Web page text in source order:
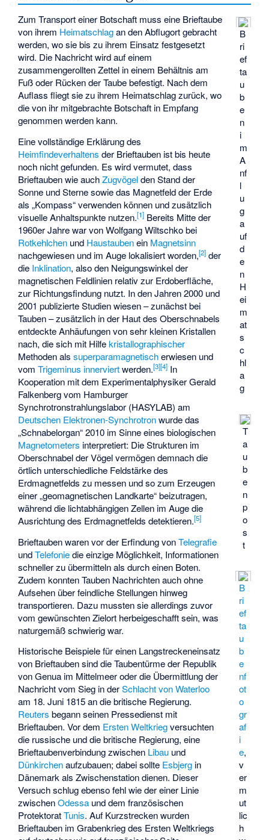
B
ri
ef
ta
u
b
e
n
i
m
A
nf
l
u
g
a
uf
d
e
n
H
ei
m
at
s
c
hl
a
g
T
a
u
b
e
n
p
o
s
t
B
ri
ef
ta
u
b
e
nf
ot
o
gr
af
i
e,
v
er
m
ut
lic
h
Zum Transport einer Botschaft muss eine Brieftaube
von ihrem Heimatschlagan den Abflugort gebracht
werden, wo sie bis zu ihrem Einsatz festgesetzt
wird. Die Nachricht wird auf einem
zusammengerollten Zettel in einem Behältnis am
Fuß oder Rücken der Taube befestigt. Nach dem
Auflass fliegt sie zu ihrem Heimatschlag zurück, wo
die von ihr mitgebrachte Botschaft in Empfang
genommen werden kann.
Eine vollständige Erklärung des
Heimfindeverhaltens der Brieftauben ist bis heute
noch nicht gefunden. Es wird vermutet, dass
Brieftauben wie auchZugvögelden Stand der
Sonne und Sterne sowie das Magnetfeld der Erde
als „Kompass“ verwenden können und zusätzlich
visuelle Anhaltspunkte nutzen.[1] Bereits Mitte der
1960er Jahre war vonWolfgang Wiltschkobei
Rotkehlchen und Haustaubenein Magnetsinn
nachgewiesen und im Auge lokalisiert worden,[2] der
die Inklination, also den Neigungswinkel der
magnetischen Feldlinien relativ zur Erdoberfläche,
zur Richtungsfindung nutzt. In den Jahren 2000 und
2001 publizierte Studien wiesen – zunächst bei
Tauben – zusätzlich in der Haut des Oberschnabels
entdeckte Anhäufungen von sehr kleinen Kristallen
nach, die sich mit Hilfekristallographischer
Methoden alssuperparamagnetischerwiesen und
vomTrigeminus innerviertwerden.[3][4] In
Kooperation mit dem Experimentalphysiker Gerald
Falkenberg vom Hamburger
Synchrotronstrahlungslabor (HASYLAB) am
Deutschen Elektronen-Synchrotronwurde das
„Schnabelorgan“ 2010 im Sinne eines biologischen
Magnetometers interpretiert: Die Strukturen im
Oberschnabel der Vögel vermögen demnach die
örtlich unterschiedliche Feldstärke des
Erdmagnetfelds zu messen und so zum Erzeugen
einer „geomagnetischen Landkarte“ beizutragen,
während die lichtabhängigen Zellen im Auge die
Ausrichtung des Erdmagnetfelds detektieren.[5]
Brieftauben waren vor der Erfindung vonTelegrafie
undTelefoniedie einzige Möglichkeit, Informationen
schneller zu übermitteln als durch einen Boten.
Zudem konnten Tauben Nachrichten auch ohne
Aufsehen über feindliche Stellungen hinweg
transportieren. Dazu mussten sie allerdings zuvor
vom gewünschten Zielort herbeigeschafft sein, was
naturgemäß schwierig war.
Historische Beispiele für einen Langstreckeneinsatz
von Brieftauben sind die Taubentürme der Republik
von Genua im Mittelmeer oder die Übermittlung der
Nachricht vom Sieg in derSchlacht von Waterloo
am 18. Juni 1815 an die britische Regierung.
Reuters begann seinen Pressedienst mit
Brieftauben. Vor dem Ersten Weltkriegversuchten
die russische und die britische Regierung, eine
Brieftaubenverbindung zwischen Libau und
Dünkirchenaufzubauen; dabei sollte Esbjerg in
Dänemark als Zwischenstation dienen. Dieser
Versuch schlug ebenso fehl wie der einer Linie
zwischenOdessa und dem französischen
ProtektoratTunis. Auf Kurzstrecken wurden
Brieftauben im Grabenkrieg des Ersten Weltkriegs